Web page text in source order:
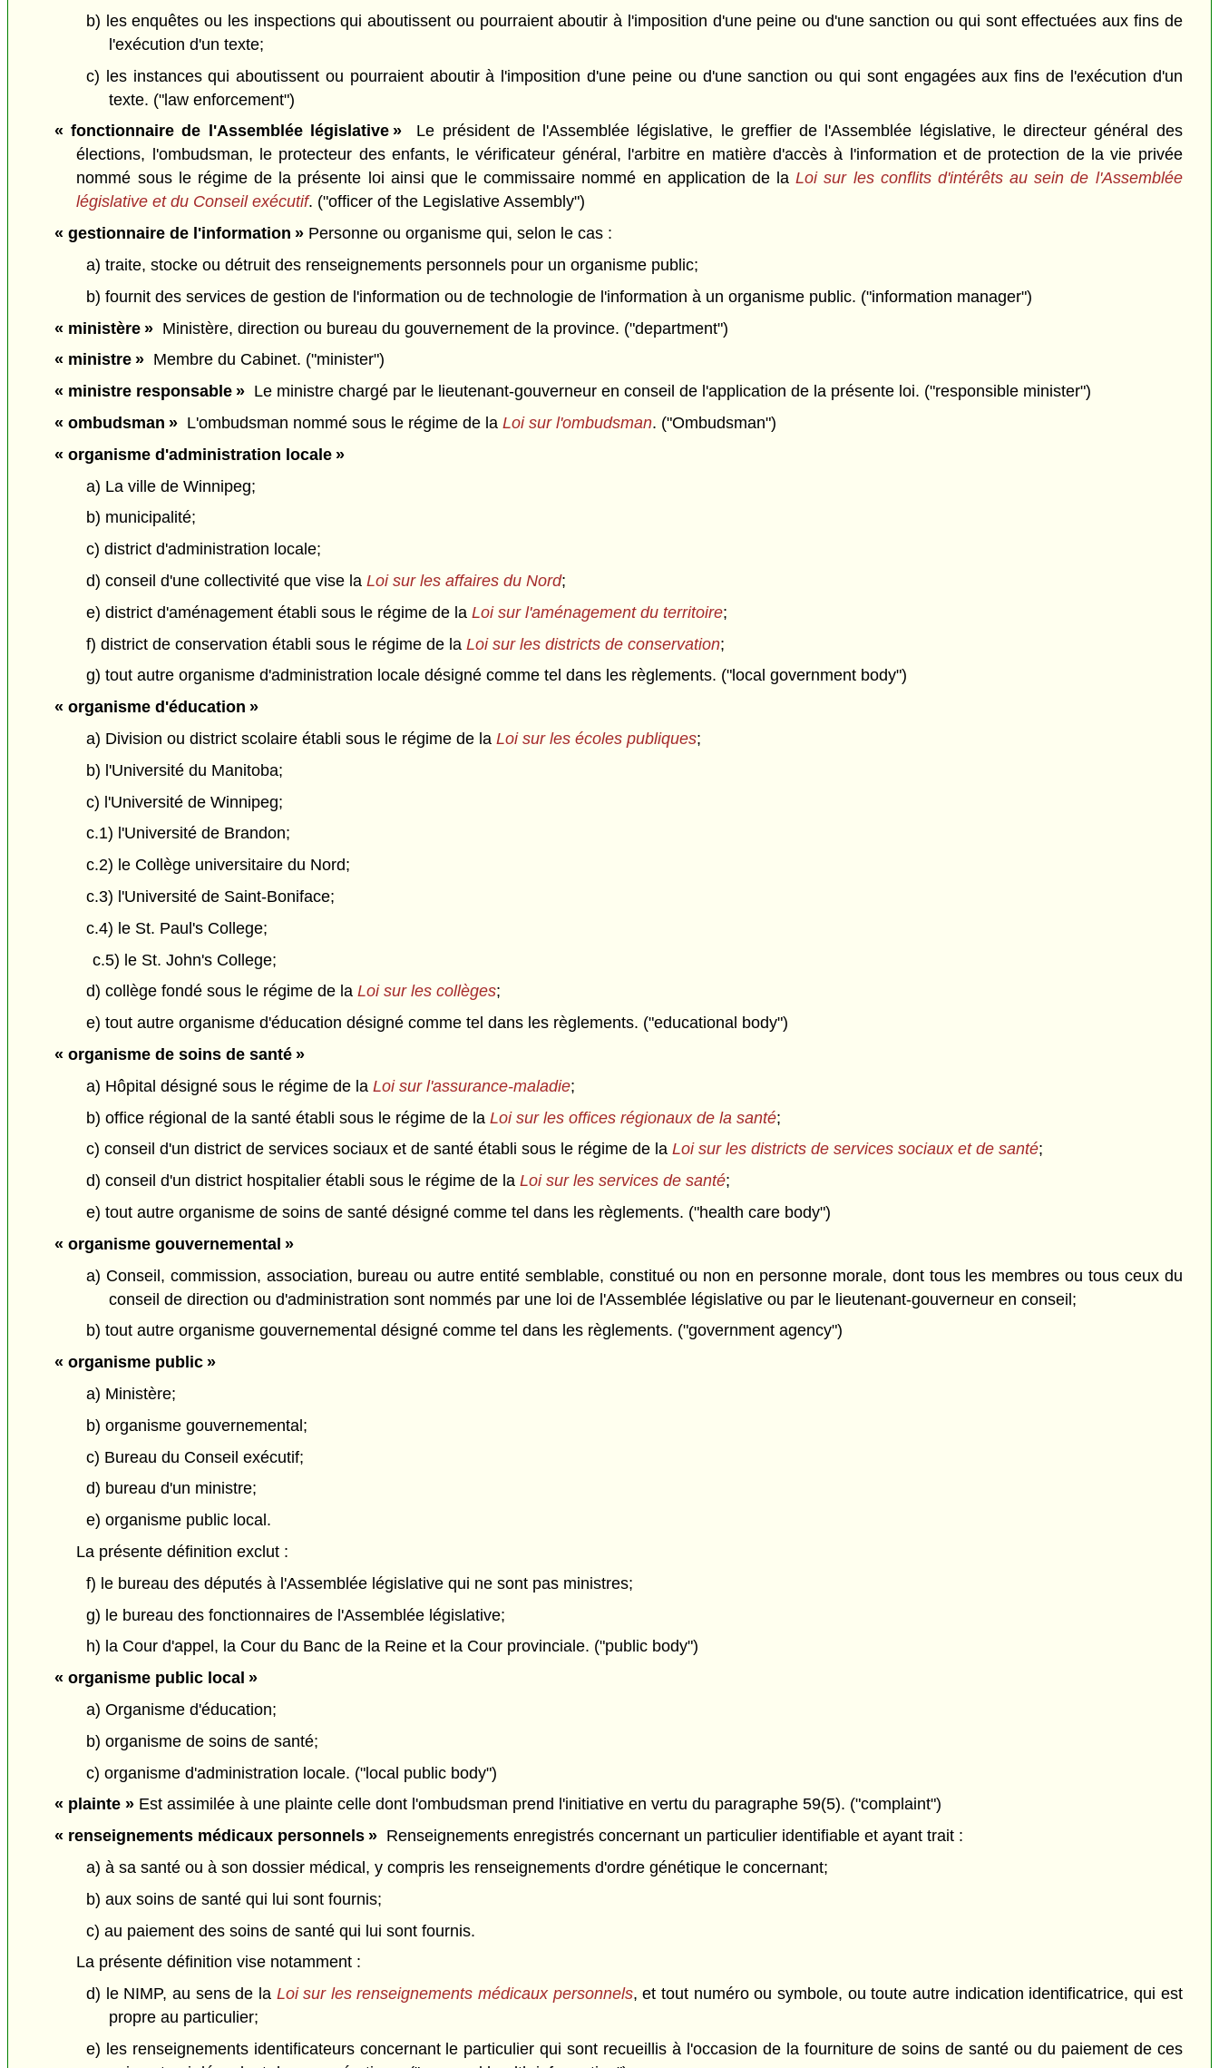
b) les enquêtes ou les inspections qui aboutissent ou pourraient aboutir à l'imposition d'une peine ou d'une sanction ou qui sont effectuées aux fins de
l'exécution d'un texte;
c) les instances qui aboutissent ou pourraient aboutir à l'imposition d'une peine ou d'une sanction ou qui sont engagées aux fins de l'exécution d'un
texte. ("law enforcement")
« fonctionnaire de l'Assemblée législative »Le président de l'Assemblée législative, le greffier de l'Assemblée législative, le directeur général des
élections, l'ombudsman, le protecteur des enfants, le vérificateur général, l'arbitre en matière d'accès à l'information et de protection de la vie privée
nommé sous le régime de la présente loi ainsi que le commissaire nommé en application de laLoi sur les conflits d'intérêts au sein de l'Assemblée
législative et du Conseil exécutif. ("officer of the Legislative Assembly")
« gestionnaire de l'information »Personne ou organisme qui, selon le cas :
a) traite, stocke ou détruit des renseignements personnels pour un organisme public;
b) fournit des services de gestion de l'information ou de technologie de l'information à un organisme public. ("information manager")
« ministère »Ministère, direction ou bureau du gouvernement de la province. ("department")
« ministre »Membre du Cabinet. ("minister")
« ministre responsable »Le ministre chargé par le lieutenant-gouverneur en conseil de l'application de la présente loi. ("responsible minister")
« ombudsman » L'ombudsman nommé sous le régime de la Loi sur l'ombudsman. ("Ombudsman")
« organisme d'administration locale »
a) La ville de Winnipeg;
b) municipalité;
c) district d'administration locale;
d) conseil d'une collectivité que vise la Loi sur les affaires du Nord;
e) district d'aménagement établi sous le régime de la Loi sur l'aménagement du territoire;
f) district de conservation établi sous le régime de la Loi sur les districts de conservation;
g) tout autre organisme d'administration locale désigné comme tel dans les règlements. ("local government body")
« organisme d'éducation »
a) Division ou district scolaire établi sous le régime de la Loi sur les écoles publiques;
b) l'Université du Manitoba;
c) l'Université de Winnipeg;
c.1) l'Université de Brandon;
c.2) le Collège universitaire du Nord;
c.3) l'Université de Saint-Boniface;
c.4) le St. Paul's College;
c.5) le St. John's College;
d) collège fondé sous le régime de la Loi sur les collèges;
e) tout autre organisme d'éducation désigné comme tel dans les règlements. ("educational body")
« organisme de soins de santé »
a) Hôpital désigné sous le régime de la Loi sur l'assurance-maladie;
b) office régional de la santé établi sous le régime de la Loi sur les offices régionaux de la santé;
c) conseil d'un district de services sociaux et de santé établi sous le régime de la Loi sur les districts de services sociaux et de santé;
d) conseil d'un district hospitalier établi sous le régime de la Loi sur les services de santé;
e) tout autre organisme de soins de santé désigné comme tel dans les règlements. ("health care body")
« organisme gouvernemental »
a) Conseil, commission, association, bureau ou autre entité semblable, constitué ou non en personne morale, dont tous les membres ou tous ceux du
conseil de direction ou d'administration sont nommés par une loi de l'Assemblée législative ou par le lieutenant-gouverneur en conseil;
b) tout autre organisme gouvernemental désigné comme tel dans les règlements. ("government agency")
« organisme public »
a) Ministère;
b) organisme gouvernemental;
c) Bureau du Conseil exécutif;
d) bureau d'un ministre;
e) organisme public local.
La présente définition exclut :
f) le bureau des députés à l'Assemblée législative qui ne sont pas ministres;
g) le bureau des fonctionnaires de l'Assemblée législative;
h) la Cour d'appel, la Cour du Banc de la Reine et la Cour provinciale. ("public body")
« organisme public local »
a) Organisme d'éducation;
b) organisme de soins de santé;
c) organisme d'administration locale. ("local public body")
« plainte »Est assimilée à une plainte celle dont l'ombudsman prend l'initiative en vertu du paragraphe 59(5). ("complaint")
« renseignements médicaux personnels »Renseignements enregistrés concernant un particulier identifiable et ayant trait :
a) à sa santé ou à son dossier médical, y compris les renseignements d'ordre génétique le concernant;
b) aux soins de santé qui lui sont fournis;
c) au paiement des soins de santé qui lui sont fournis.
La présente définition vise notamment :
d) le NIMP, au sens de la Loi sur les renseignements médicaux personnels, et tout numéro ou symbole, ou toute autre indication identificatrice, qui est
propre au particulier;
e) les renseignements identificateurs concernant le particulier qui sont recueillis à l'occasion de la fourniture de soins de santé ou du paiement de ces